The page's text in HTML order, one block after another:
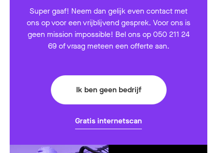
Super gaaf! Neem dan gelijk even contact met
ons op voor een vrijblijvend gesprek. Voor ons is
geen mission impossible! Bel ons op 050 211 24
69 of vraag meteen een offerte aan.
Ik ben geen bedrijf
Gratis internetscan